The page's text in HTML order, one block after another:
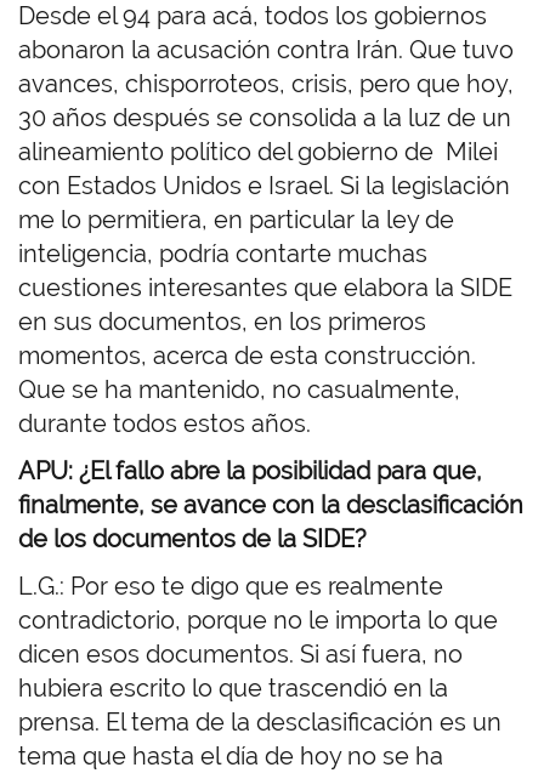
Desde el 94 para acá, todos los gobiernos
abonaron la acusación contra Irán. Que tuvo
avances, chisporroteos, crisis, pero que hoy,
30 años después se consolida a la luz de un
alineamiento político del gobierno de Milei
con Estados Unidos e Israel. Si la legislación
me lo permitiera, en particular la ley de
inteligencia, podría contarte muchas
cuestiones interesantes que elabora la SIDE
en sus documentos, en los primeros
momentos, acerca de esta construcción.
Que se ha mantenido, no casualmente,
durante todos estos años.
APU: ¿El fallo abre la posibilidad para que,
finalmente, se avance con la desclasificación
de los documentos de la SIDE?
L.G.: Por eso te digo que es realmente
contradictorio, porque no le importa lo que
dicen esos documentos. Si así fuera, no
hubiera escrito lo que trascendió en la
prensa. El tema de la desclasificación es un
tema que hasta el día de hoy no se ha